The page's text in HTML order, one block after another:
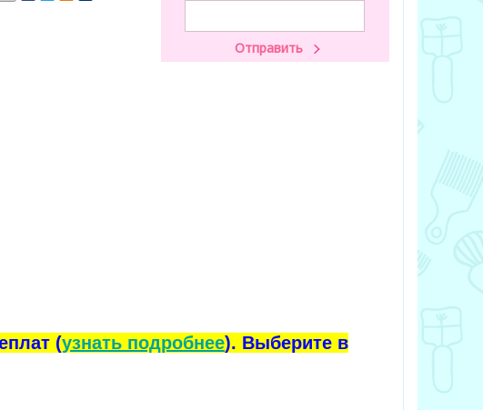
(узнать подробнее). Выберите в